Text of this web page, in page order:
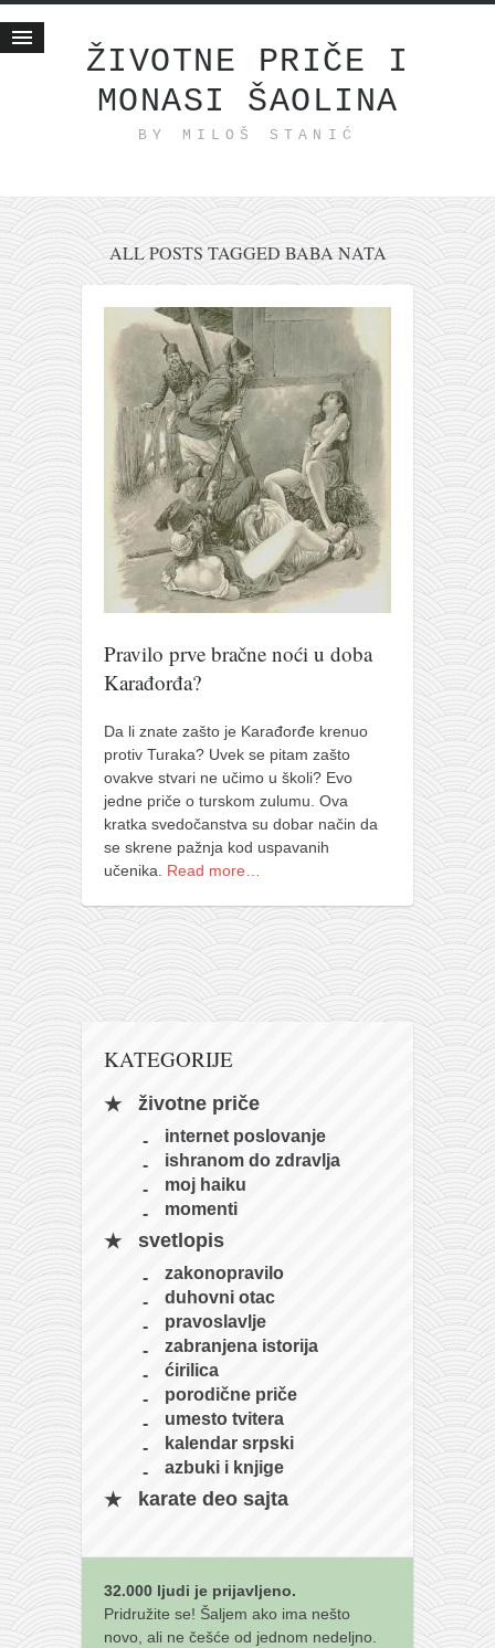
ŽIVOTNE PRIČE I
MONASI ŠAOLINA
BY MILOŠ STANIĆ
Životne priče
internet poslovanje
ishranom do zdravlja
moj haiku
momenti i mesta
bonus sadržaj
Svetlopis
zakonopravilo
duhovni otac
pravoslavlje
zabranjena istorija
porodične priče
umesto tvitera
kalendar srpski
azbuki i knjige
Okinava karate
najnovije na blogu
moje beleške
istorija karatea
bubishi
karate
kihon
naihanchi
kushanku
nunchaku
bo
timbei rochin
tsunami dojo
snimci nastupa
galerija kluba
kontakt
besplatna e-knjiga
termini treninga
ALL POSTS TAGGED BABA NATA
Pravilo prve bračne noći u doba
Karađorđa?
Da li znate zašto je Karađorđe krenuo
protiv Turaka? Uvek se pitam zašto
ovakve stvari ne učimo u školi? Evo
jedne priče o turskom zulumu. Ova
kratka svedočanstva su dobar način da
se skrene pažnja kod uspavanih
učenika. Read more…
KATEGORIJE
životne priče
internet poslovanje
ishranom do zdravlja
moj haiku
momenti
svetlopis
zakonopravilo
duhovni otac
pravoslavlje
zabranjena istorija
ćirilica
porodične priče
umesto tvitera
kalendar srpski
azbuki i knjige
karate deo sajta
32.000 ljudi je prijavljeno.
Pridružite se! Šaljem ako ima nešto
novo, ali ne češće od jednom nedeljno.